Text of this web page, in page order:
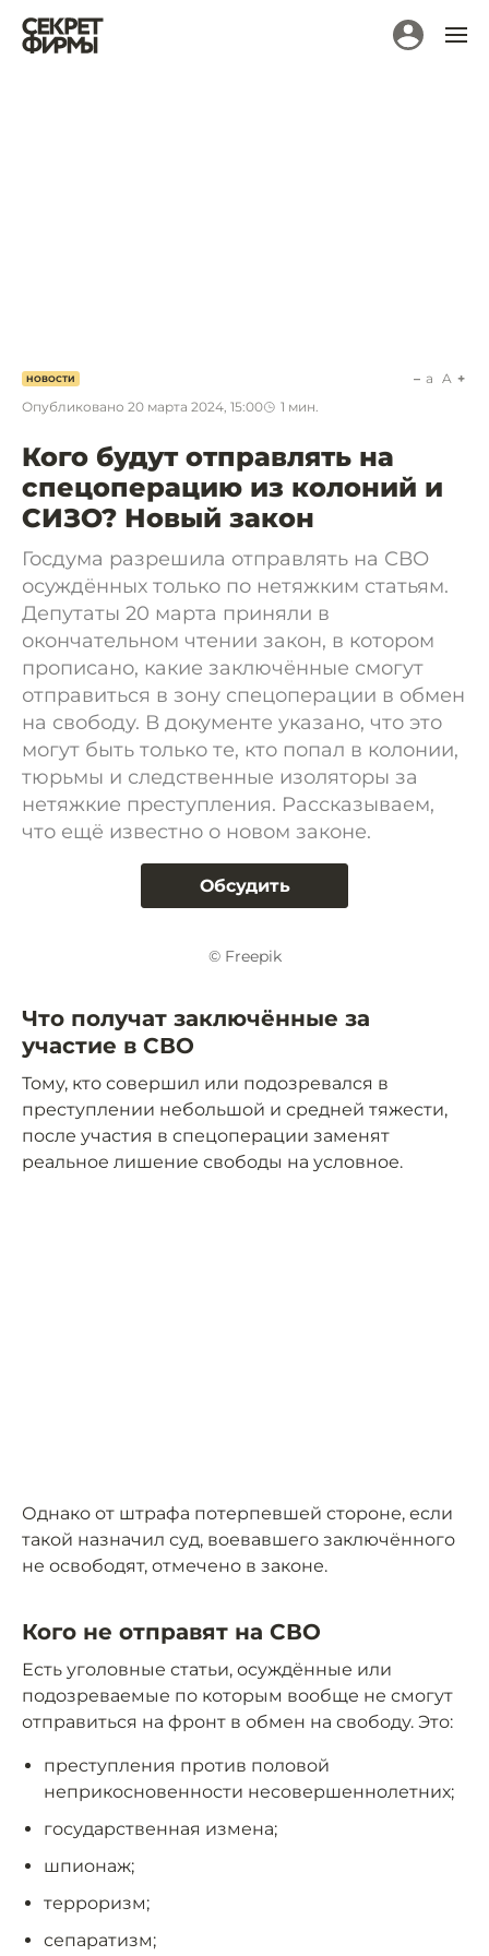
НОВОСТИ
Опубликовано 20 марта 2024, 15:00 1 мин.
a A
Кого будут отправлять на
спецоперацию из колоний и
СИЗО? Новый закон
Госдума разрешила отправлять на СВО
осуждённых только по нетяжким статьям.
Депутаты 20 марта приняли в
окончательном чтении закон, в котором
прописано, какие заключённые смогут
отправиться в зону спецоперации в обмен
на свободу. В документе указано, что это
могут быть только те, кто попал в колонии,
тюрьмы и следственные изоляторы за
нетяжкие преступления. Рассказываем,
что ещё известно о новом законе.
Обсудить
© Freepik
Что получат заключённые за
участие в СВО
Тому, кто совершил или подозревался в
преступлении небольшой и средней тяжести,
после участия в спецоперации заменят
реальное лишение свободы на условное.
Однако от штрафа потерпевшей стороне, если
такой назначил суд, воевавшего заключённого
не освободят, отмечено в законе.
Кого не отправят на СВО
Есть уголовные статьи, осуждённые или
подозреваемые по которым вообще не смогут
отправиться на фронт в обмен на свободу. Это:
преступления против половой
неприкосновенности несовершеннолетних;
государственная измена;
шпионаж;
терроризм;
сепаратизм;